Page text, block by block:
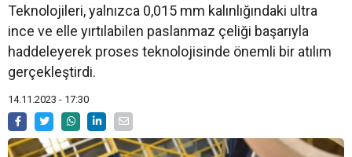
Teknolojileri, yalnızca 0,015 mm kalınlığındaki ultra
ince ve elle yırtılabilen paslanmaz çeliği başarıyla
haddeleyerek proses teknolojisinde önemli bir atılım
gerçekleştirdi.
14.11.2023 - 17:30